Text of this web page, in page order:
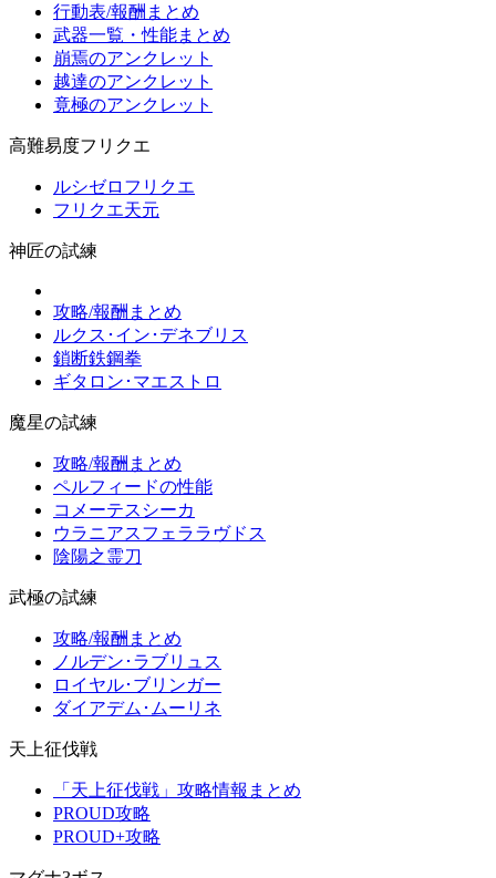
行動表/報酬まとめ
武器一覧・性能まとめ
崩焉のアンクレット
越達のアンクレット
竟極のアンクレット
高難易度フリクエ
ルシゼロフリクエ
フリクエ天元
神匠の試練
攻略/報酬まとめ
ルクス･イン･デネブリス
鎖断鉄鋼拳
ギタロン･マエストロ
魔星の試練
攻略/報酬まとめ
ペルフィードの性能
コメーテスシーカ
ウラニアスフェララヴドス
陰陽之霊刀
武極の試練
攻略/報酬まとめ
ノルデン･ラブリュス
ロイヤル･ブリンガー
ダイアデム･ムーリネ
天上征伐戦
「天上征伐戦」攻略情報まとめ
PROUD攻略
PROUD+攻略